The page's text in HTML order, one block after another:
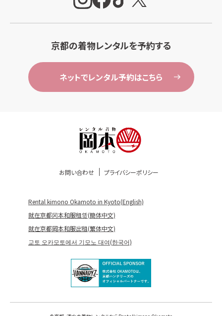
京都の着物レンタルを予約する
ネットでレンタル予約はこちら
お問い合わせ プライバシーポリシー
Rental kimono Okamoto in Kyoto(English)
就在京都冈本和服租赁(簡体中文)
就在京都岡本和服出租(繁体中文)
교토 오카모토에서 기모노 대여(한국어)